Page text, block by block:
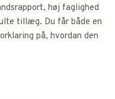
høj faglighed
tillæg. Du får både en
på, hvordan den